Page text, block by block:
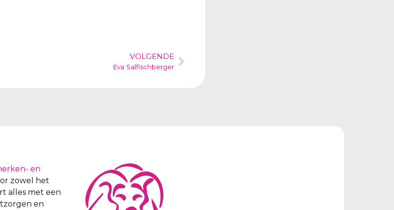
VOLGENDE
Eva Salfischberger
en
zowel het
alles met een
en